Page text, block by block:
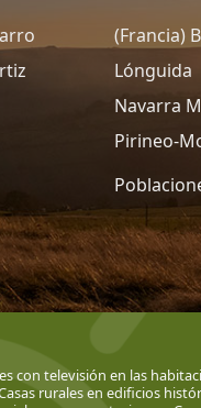
(Francia)
Lónguida
Navarra
Pirineo-
con televisión en las
rurales en edificios